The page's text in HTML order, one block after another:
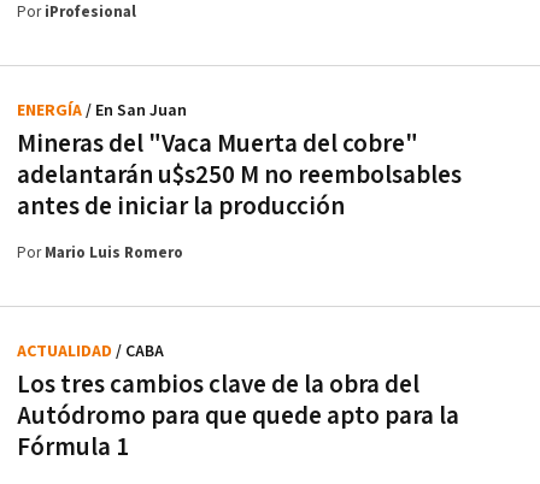
PoriProfesional
Mineras del "Vaca Muerta del cobre"
adelantarán u$s250 M no reembolsables
antes de iniciar la producción
ENERGÍA/ En San Juan
PorMario Luis Romero
Los tres cambios clave de la obra del
Autódromo para que quede apto para la
Fórmula 1
ACTUALIDAD / CABA